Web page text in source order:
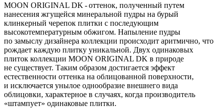
MOON ORIGINAL DK - оттенок, полученный путем
нанесения жгущейся минеральной пудры на бурый
клинкерный черепок плитки с последующим
высокотемпературным обжигом. Напыление пудры
по замыслу дизайнера коллекции происходит аритмично, что
рождает каждую плитку уникальной. Двух одинаковых
плиток коллекции MOON ORIGINAL DK в природе
не существует. Таким образом достигается эффект
естественности оттенка на облицованной поверхности,
и исключается унылое однообразие внешнего вида
облицовки, характерное в случаях, когда производитель
«штампует» одинаковые плитки.